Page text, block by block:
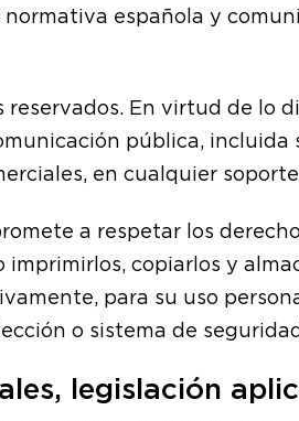
española y
reservados. En virtud de lo
pública, incluida
en cualquier
a respetar los
imprimirlos, copiarlos y
para su uso
o sistema de
legislación